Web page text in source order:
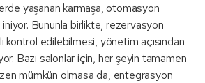
yaşanan karmaşa, otomasyon
Bununla birlikte, rezervasyon
kontrol edilebilmesi, yönetim açısından
Bazı salonlar için, her şeyin tamamen
mümkün olmasa da, entegrasyon